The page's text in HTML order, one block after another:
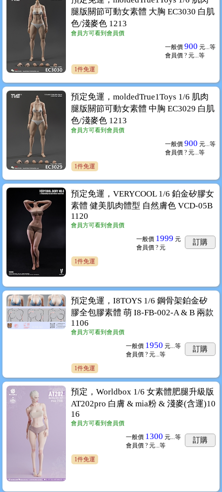
腿版關節可動女素體 大胸 EC3030 白肌
色/淺麥色 1213
會員方可看到會員價
一般價 900 元... 等
會員價 ? 元... 等
1件免運
預定免運，moldedTrue1Toys 1/6 肌肉
腿版關節可動女素體 中胸 EC3029 白肌
色/淺麥色 1213
會員方可看到會員價
一般價 900 元... 等
會員價 ? 元... 等
1件免運
預定免運，VERYCOOL 1/6 鉑金矽膠女
素體 健美肌肉體型 自然膚色 VCD-05B
1120
會員方可看到會員價
一般價 1999 元
會員價 ? 元
訂購
1件免運
預定免運，I8TOYS 1/6 鋼骨架鉑金矽
膠全包膠素體 萌 I8-FB-002-A & B 兩款
1106
會員方可看到會員價
一般價 1950 元... 等
會員價 ? 元... 等
訂購
1件免運
預定，Worldbox 1/6 女素體肥腿升級版
AT202pro 白膚 & mia粉 & 淺麥(含運)10
16
會員方可看到會員價
一般價 1300 元... 等
會員價 ? 元... 等
訂購
1件免運